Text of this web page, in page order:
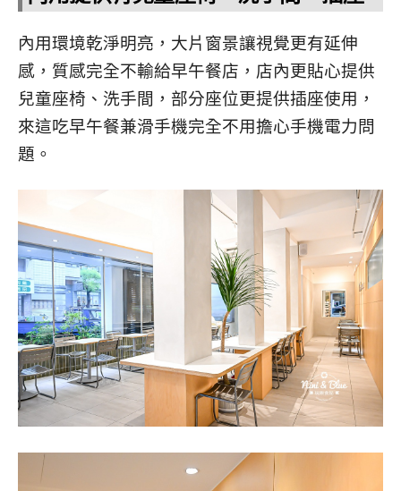
內用環境乾淨明亮，大片窗景讓視覺更有延伸
感，質感完全不輸給早午餐店，店內更貼心提供
兒童座椅、洗手間，部分座位更提供插座使用，
來這吃早午餐兼滑手機完全不用擔心手機電力問
題。